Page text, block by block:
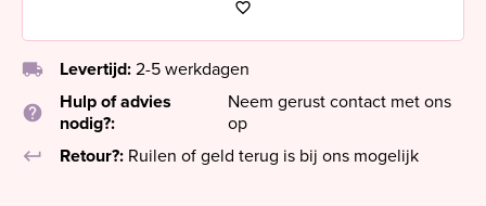
local_shipping Levertijd: 2-5 werkdagen
help
Hulp of advies
nodig?:
Neem gerust contact met ons
op
keyboard_return
Retour?: Ruilen of geld terug is bij ons mogelijk